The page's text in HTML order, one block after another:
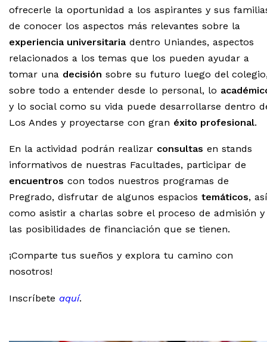
ofrecerle la oportunidad a los aspirantes y sus
de conocer los aspectos más relevantes sobre la
experiencia universitaria dentro Uniandes, aspectos
relacionados a los temas que los pueden ayudar a
tomar una decisión sobre su futuro luego del
sobre todo a entender desde lo personal, lo
y lo social como su vida puede desarrollarse dentro
Los Andes y proyectarse con gran éxito profesional.
En la actividad podrán realizar consultas en stands
informativos de nuestras Facultades, participar de
encuentros con todos nuestros programas de
Pregrado, disfrutar de algunos espacios temáticos, así
como asistir a charlas sobre el proceso de admisión y
las posibilidades de financiación que se tienen.
¡Comparte tus sueños y explora tu camino con
nosotros!
Inscríbete aquí.